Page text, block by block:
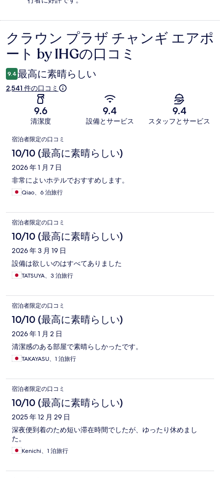
口
コ
ミ
クラウン プラザ チャンギ エアポ
ート by IHGの口コミ
9.4 最高に素晴らしい
2,541 件の口コミ
9.6
清潔度
9.4
設備とサービス
9.4
スタッフとサービス
口
コ
ミ
宿泊者限定の口コミ
10/10 (最高に素晴らしい)
2026 年 1 月 7 日
非常によいホテルでおすすめします。
Qiao、6 泊旅行
宿泊者限定の口コミ
10/10 (最高に素晴らしい)
2026 年 3 月 19 日
設備は欲しいのはすべてありました
TATSUYA、3 泊旅行
宿泊者限定の口コミ
10/10 (最高に素晴らしい)
2026 年 1 月 2 日
清潔感のある部屋で素晴らしかったです。
TAKAYASU、1 泊旅行
宿泊者限定の口コミ
10/10 (最高に素晴らしい)
2025 年 12 月 29 日
深夜便到着のため短い滞在時間でしたが、ゆったり休めまし
た。
Kenichi、1 泊旅行